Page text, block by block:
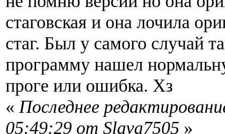
стаговская и она лочила
стаг. Был у самого случай
программу нашел
проге или ошибка. Хз
« Последнее
05:49:29 от Slava7505 »